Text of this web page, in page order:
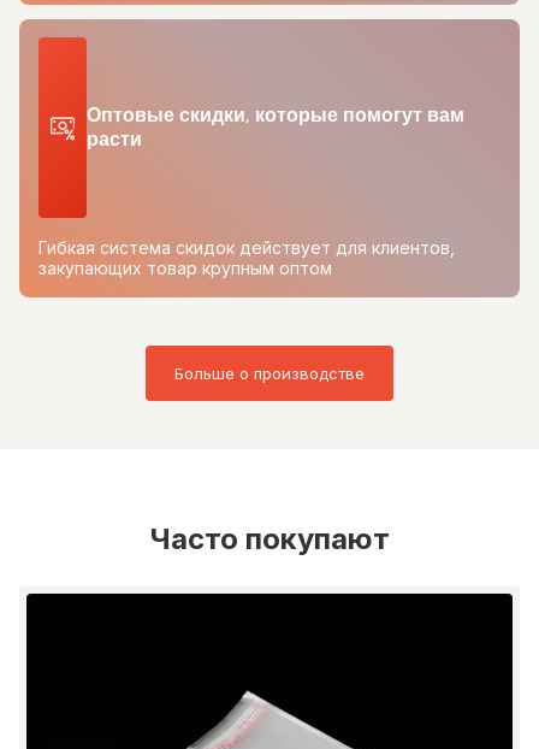
Оптовые скидки, которые помогут вам
расти
Гибкая система скидок действует для клиентов,
закупающих товар крупным оптом
Больше о производстве
Часто покупают